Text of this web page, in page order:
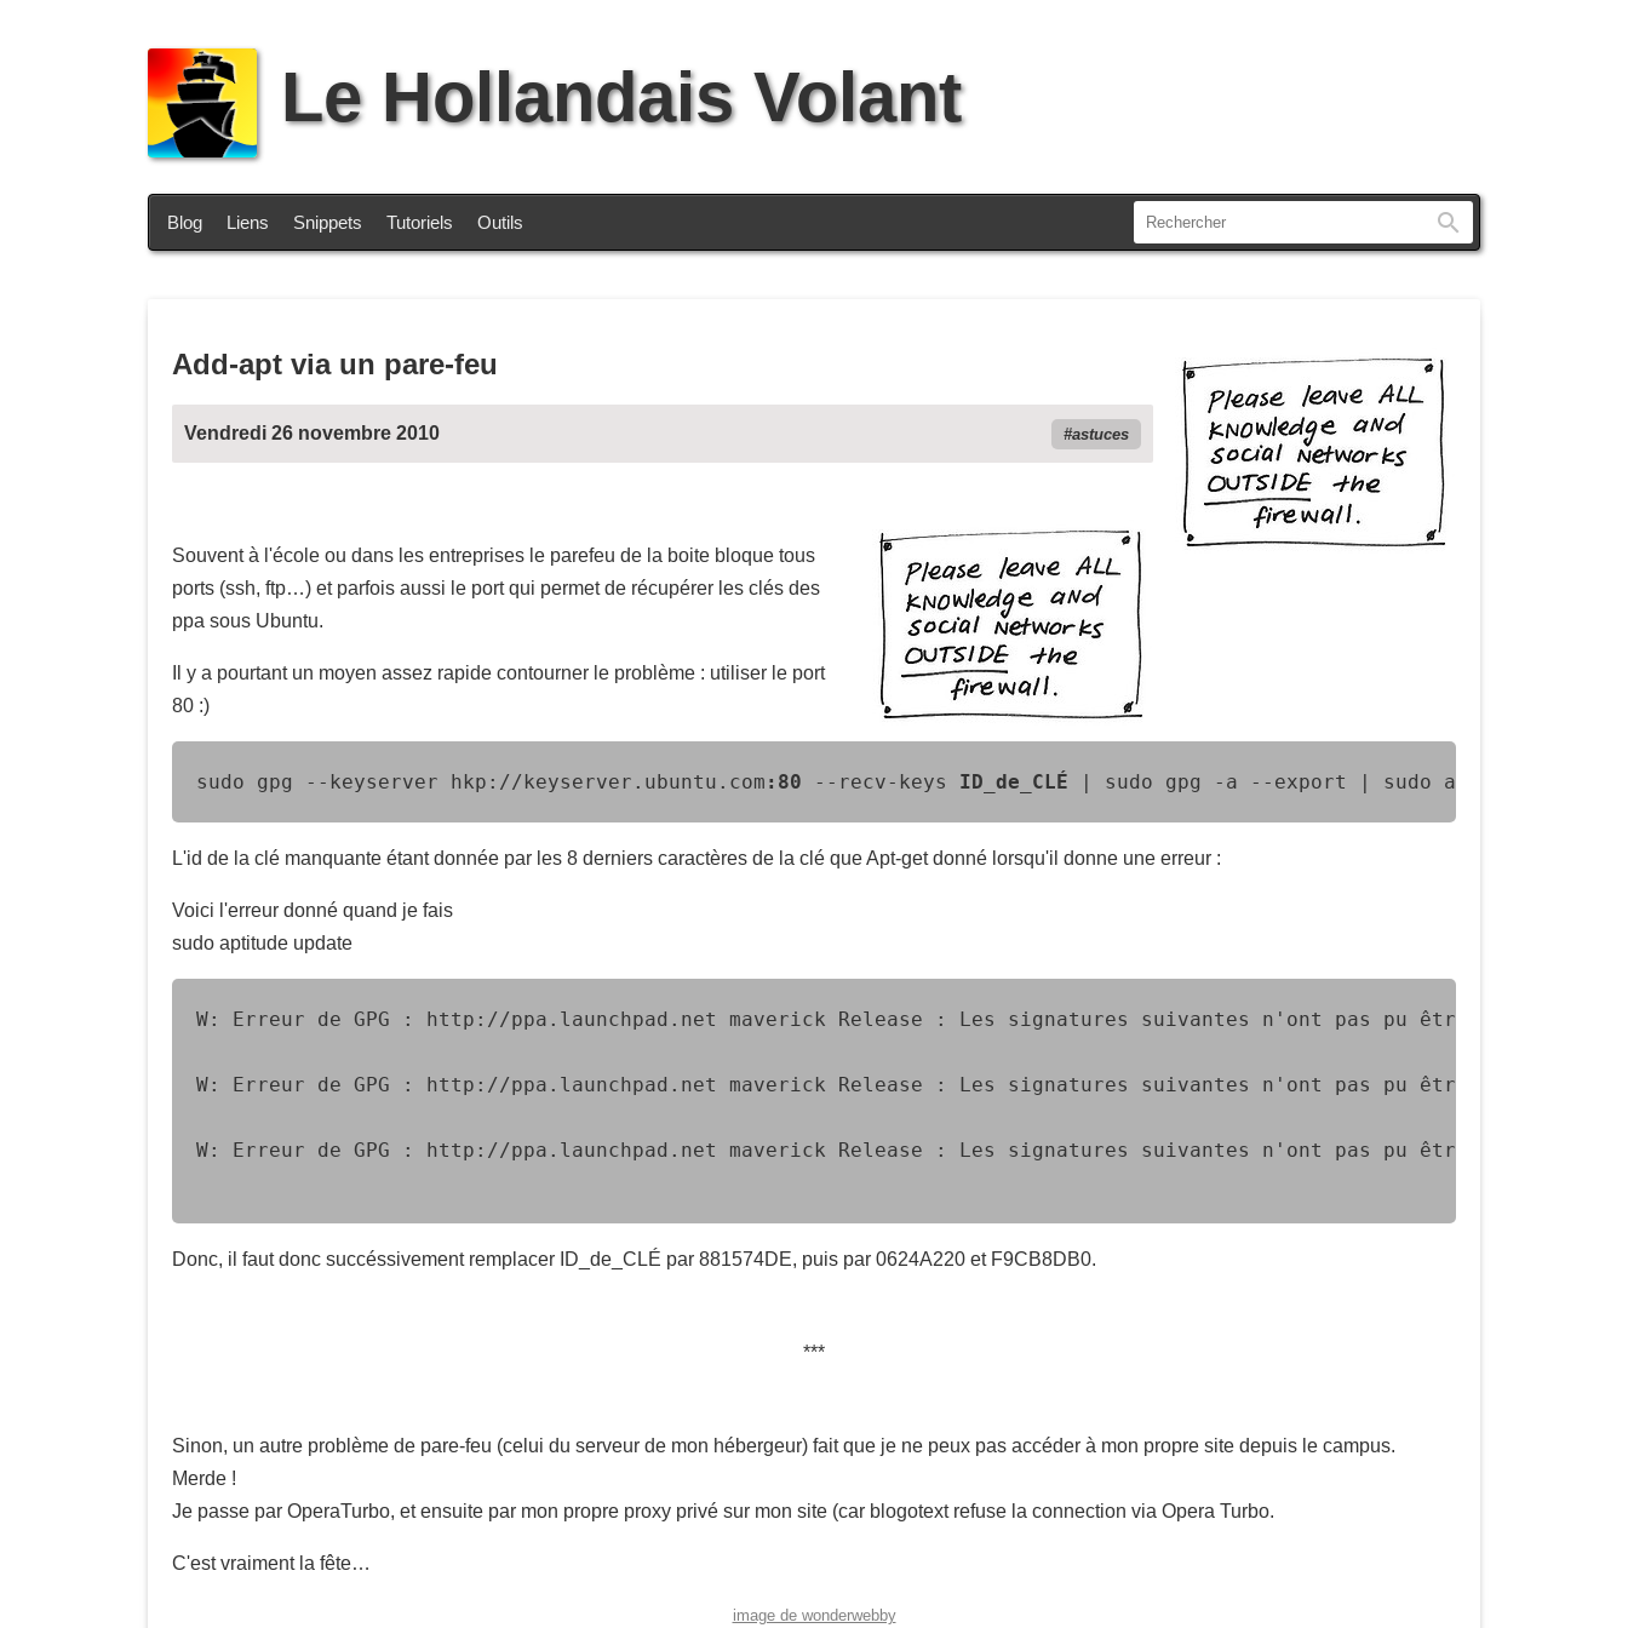
Le Hollandais Volant
Blog Liens Snippets Tutoriels Outils
Add-apt via un pare-feu
Vendredi 26 novembre 2010 astuces
Souvent à l'école ou dans les entreprises le parefeu de la boite bloque tous
ports (ssh, ftp…) et parfois aussi le port qui permet de récupérer les clés des
ppa sous Ubuntu.
Il y a pourtant un moyen assez rapide contourner le problème : utiliser le port
80 :)
sudo gpg ‑‑keyserver hkp://keyserver.ubuntu.com :80 ‑‑recv-keys ID_de_CLÉ | sudo gpg -a --export | sudo apt-key add -
L'id de la clé manquante étant donnée par les 8 derniers caractères de la clé que Apt-get donné lorsqu'il donne une erreur :
Voici l'erreur donné quand je fais
sudo aptitude update
W: Erreur de GPG : http://ppa.launchpad.net maverick Release : Les signatures suivantes n'ont pas pu être vérifiées
W: Erreur de GPG : http://ppa.launchpad.net maverick Release : Les signatures suivantes n'ont pas pu être vérifiées
W: Erreur de GPG : http://ppa.launchpad.net maverick Release : Les signatures suivantes n'ont pas pu être vérifiées
Donc, il faut donc succéssivement remplacer ID_de_CLÉ par 881574DE, puis par 0624A220 et F9CB8DB0.
Sinon, un autre problème de pare-feu (celui du serveur de mon hébergeur) fait que je ne peux pas accéder à mon propre site depuis le campus.
Merde !
Je passe par OperaTurbo, et ensuite par mon propre proxy privé sur mon site (car blogotext refuse la connection via Opera Turbo.
C'est vraiment la fête…
image de wonderwebby